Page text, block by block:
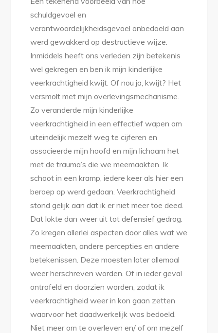
schuldgevoel en
verantwoordelijkheidsgevoel onbedoeld aan
werd gewakkerd op destructieve wijze.
Inmiddels heeft ons verleden zijn betekenis
wel gekregen en ben ik mijn kinderlijke
veerkrachtigheid kwijt. Of nou ja, kwijt? Het
versmolt met mijn overlevingsmechanisme.
Zo veranderde mijn kinderlijke
veerkrachtigheid in een effectief wapen om
uiteindelijk mezelf weg te cijferen en
associeerde mijn hoofd en mijn lichaam het
met de trauma’s die we meemaakten. Ik
schoot in een kramp, iedere keer als hier een
beroep op werd gedaan. Veerkrachtigheid
stond gelijk aan dat ik er niet meer toe deed.
Dat lokte dan weer uit tot defensief gedrag.
Zo kregen allerlei aspecten door alles wat we
meemaakten, andere percepties en andere
betekenissen. Deze moesten later allemaal
weer herschreven worden. Of in ieder geval
ontrafeld en doorzien worden, zodat ik
veerkrachtigheid weer in kon gaan zetten
waarvoor het daadwerkelijk was bedoeld.
Niet meer om te overleven en/ of om mezelf